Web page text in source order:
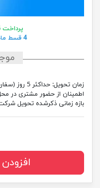
4 قسط ماهیانه بدون کارمزد
زمان تحویل:
حداکثر 5
اطمینان از حضور مشتری در
بازه زمانی ذکرشده تحویل